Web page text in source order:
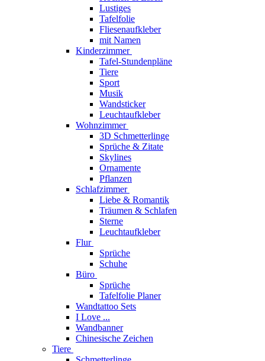
Lustiges
Tafelfolie
Fliesenaufkleber
mit Namen
Kinderzimmer
Tafel-Stundenpläne
Tiere
Sport
Musik
Wandsticker
Leuchtaufkleber
Wohnzimmer
3D Schmetterlinge
Sprüche & Zitate
Skylines
Ornamente
Pflanzen
Schlafzimmer
Liebe & Romantik
Träumen & Schlafen
Sterne
Leuchtaufkleber
Flur
Sprüche
Schuhe
Büro
Sprüche
Tafelfolie Planer
Wandtattoo Sets
I Love ...
Wandbanner
Chinesische Zeichen
Tiere